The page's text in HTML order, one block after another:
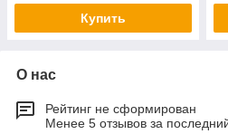
Купить
О нас
Рейтинг не сформирован
Менее 5 отзывов за